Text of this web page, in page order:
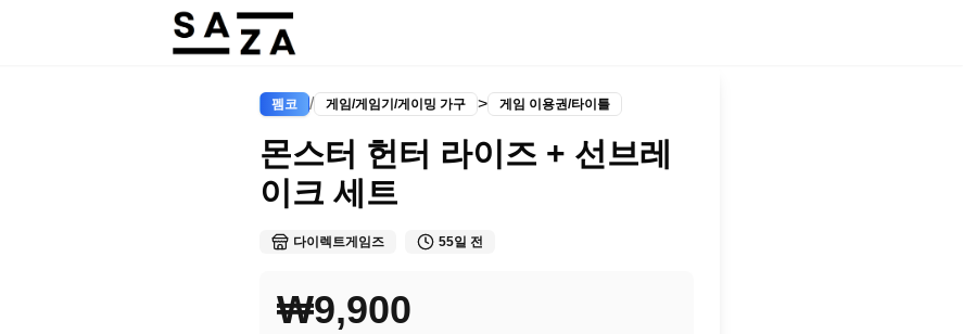
펨코 / 게임/게임기/게이밍 가구 > 게임 이용권/타이틀
몬스터 헌터 라이즈 + 선브레
이크 세트
다이렉트게임즈 55일 전
₩9,900